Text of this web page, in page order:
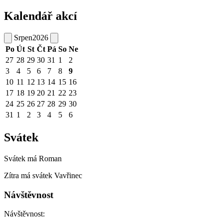
Kalendář akcí
Srpen2026
Po Út St Čt Pá So Ne
27 28 29 30 31 1
2
3
4 5 6 7 8
9
10 11 12 13 14 15 16
17 18 19 20 21 22 23
24 25 26 27 28 29 30
31 1 2 3 4 5 6
Svátek
Svátek má Roman
Zítra má svátek Vavřinec
Návštěvnost
Návštěvnost: